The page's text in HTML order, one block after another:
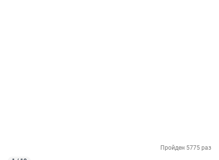
Пройден 5775 раз